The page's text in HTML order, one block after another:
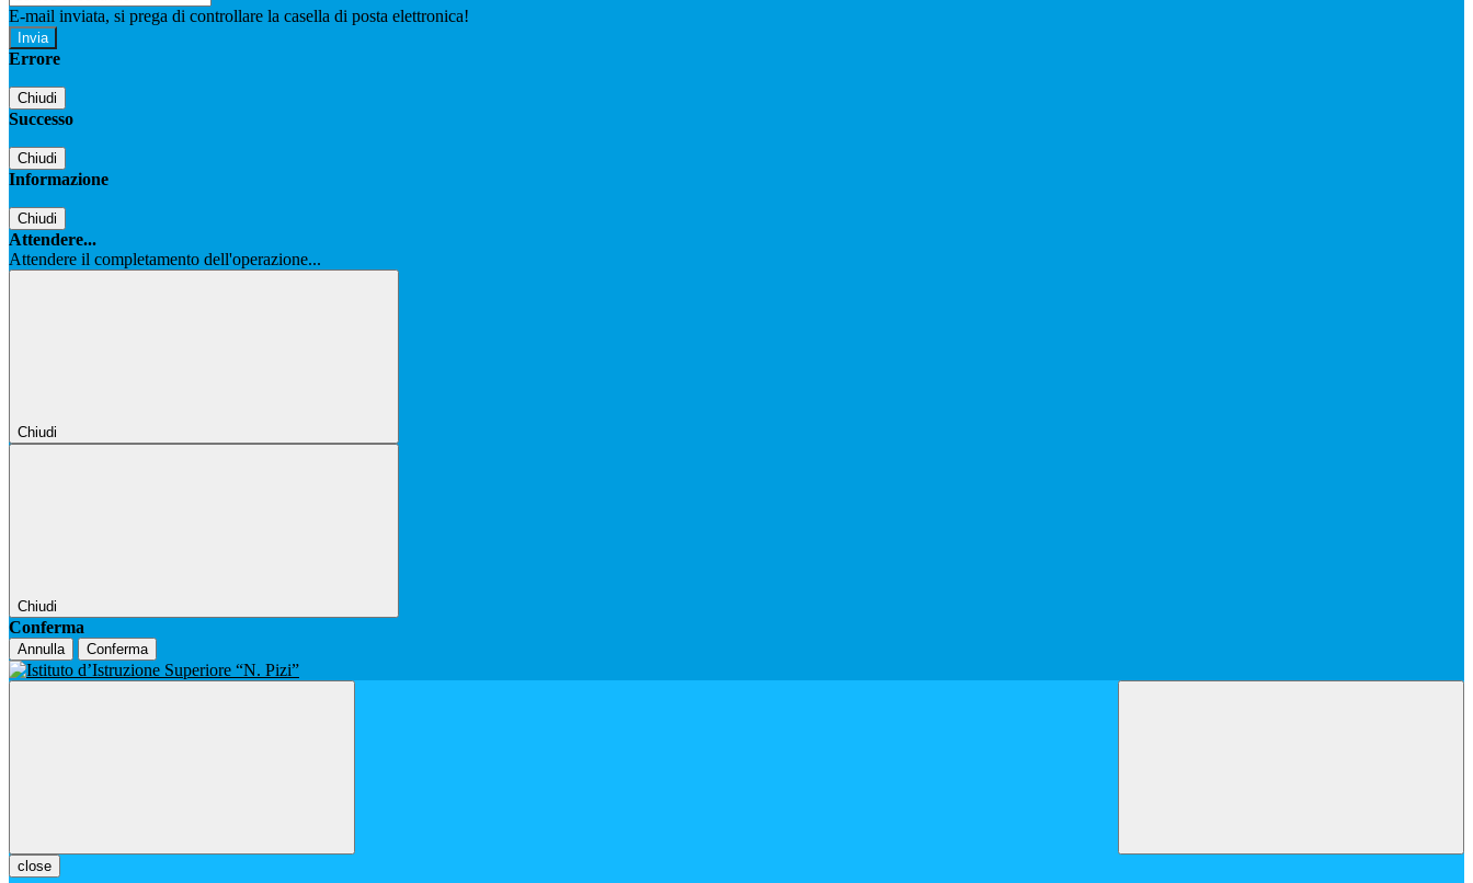
E-mail inviata, si prega di controllare la casella di posta elettronica!
Errore
Chiudi
Successo
Chiudi
Informazione
Chiudi
Attendere...
Attendere il completamento dell'operazione...
Chiudi
Chiudi
Conferma
Annulla Conferma
close